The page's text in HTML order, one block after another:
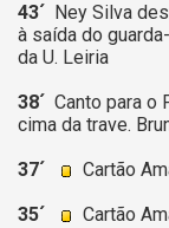
43´
Ney Silva
à saída do
da U. Leiria
38´ Canto para o
cima da trave.
37´
Cartão
35´
Cartão